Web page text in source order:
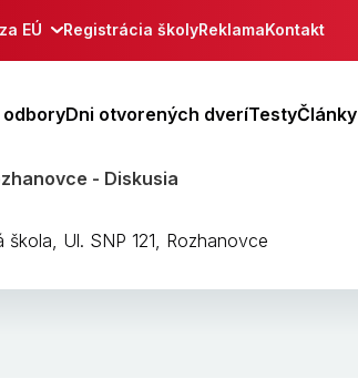
EÚ Registrácia školyReklamaKontakt
odboryDni otvorených dveríTestyČlánky
- Diskusia
škola, Ul. SNP 121, Rozhanovce